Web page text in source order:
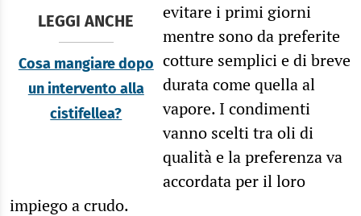
LEGGI ANCHE
Cosa mangiare dopo
un intervento alla
cistifellea?
evitare i primi giorni
mentre sono da preferite
cotture semplici e di breve
durata come quella al
vapore. I condimenti
vanno scelti tra oli di
qualità e la preferenza va
accordata per il loro
impiego a crudo.